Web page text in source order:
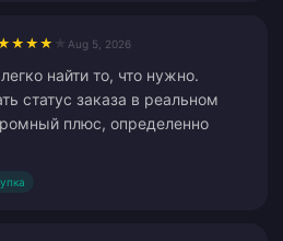
★ ★ ★ Aug 5, 2026
найти то, что нужно.
статус заказа в реальном
плюс, определенно